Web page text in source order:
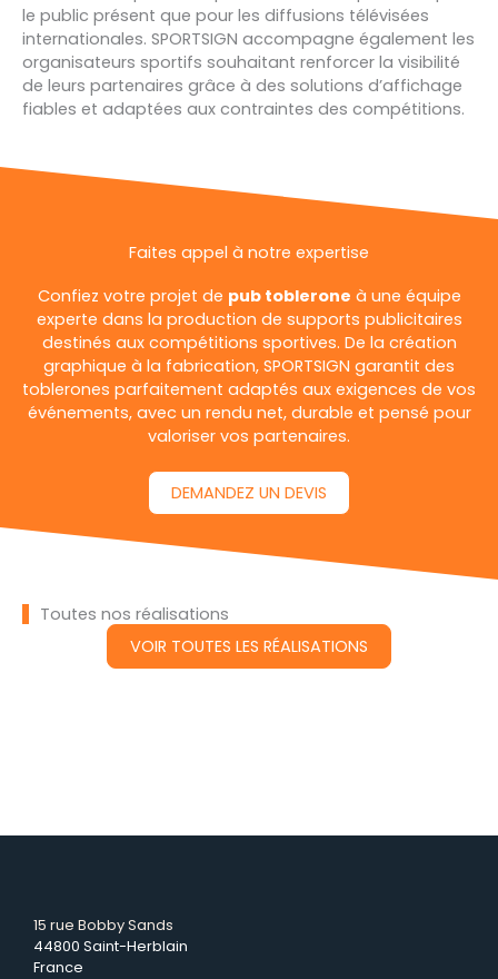
le public présent que pour les diffusions télévisées
internationales. SPORTSIGN accompagne également les
organisateurs sportifs souhaitant renforcer la visibilité
de leurs partenaires grâce à des solutions d’affichage
fiables et adaptées aux contraintes des compétitions.
Faites appel à notre expertise
Confiez votre projet de pub toblerone à une équipe
experte dans la production de supports publicitaires
destinés aux compétitions sportives. De la création
graphique à la fabrication, SPORTSIGN garantit des
toblerones parfaitement adaptés aux exigences de vos
événements, avec un rendu net, durable et pensé pour
valoriser vos partenaires.
DEMANDEZ UN DEVIS
Toutes nos réalisations
VOIR TOUTES LES RÉALISATIONS
15 rue Bobby Sands
44800 Saint-Herblain
France